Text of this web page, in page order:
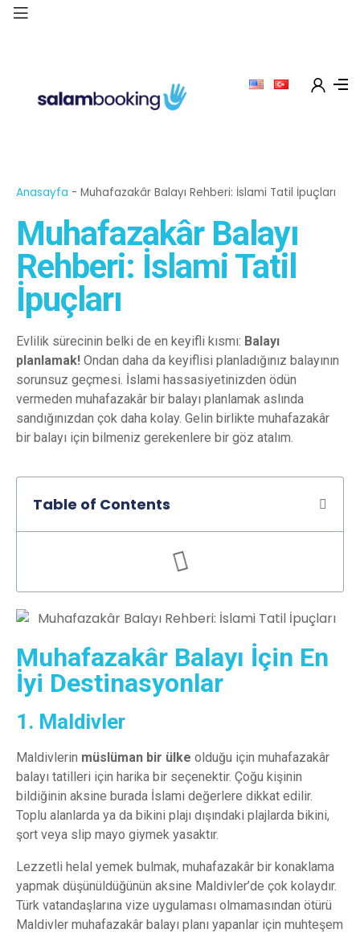
Anasayfa - Muhafazakâr Balayı Rehberi: İslami Tatil İpuçları
Muhafazakâr Balayı
Rehberi: İslami Tatil
İpuçları
Evlilik sürecinin belki de en keyifli kısmı: Balayı
planlamak! Ondan daha da keyiflisi planladığınız balayının
sorunsuz geçmesi. İslami hassasiyetinizden ödün
vermeden muhafazakâr bir balayı planlamak aslında
sandığınızdan çok daha kolay. Gelin birlikte muhafazakâr
bir balayı için bilmeniz gerekenlere bir göz atalım.
Table of Contents
Muhafazakâr Balayı İçin En
İyi Destinasyonlar
1. Maldivler
Maldivlerin müslüman bir ülke olduğu için muhafazakâr
balayı tatilleri için harika bir seçenektir. Çoğu kişinin
bildiğinin aksine burada İslami değerlere dikkat edilir.
Toplu alanlarda ya da bikini plajı dışındaki plajlarda bikini,
şort veya slip mayo giymek yasaktır.
Lezzetli helal yemek bulmak, muhafazakâr bir konaklama
yapmak düşünüldüğünün aksine Maldivler’de çok kolaydır.
Türk vatandaşlarına vize uygulaması olmamasından ötürü
Maldivler muhafazakâr balayı planı yapanlar için muhteşem